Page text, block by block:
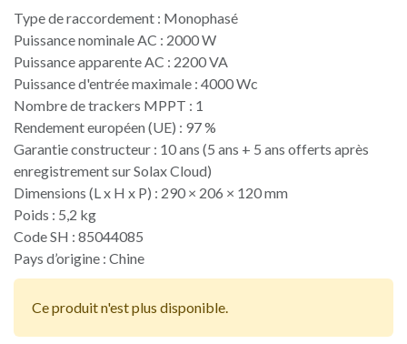
Type de raccordement : Monophasé
Puissance nominale AC : 2000 W
Puissance apparente AC : 2200 VA
Puissance d'entrée maximale : 4000 Wc
Nombre de trackers MPPT : 1
Rendement européen (UE) : 97 %
Garantie constructeur : 10 ans (5 ans + 5 ans offerts après
enregistrement sur Solax Cloud)
Dimensions (L x H x P) : 290 × 206 × 120 mm
Poids : 5,2 kg
Code SH : 85044085
Pays d’origine : Chine​
Ce produit n'est plus disponible.